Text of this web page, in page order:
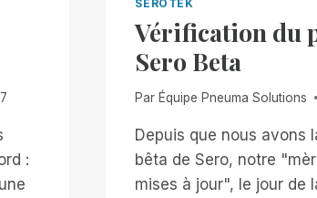
:
SEROTEK
Vérification du
Sero Beta
Par Équipe Pneuma Solutions
Depuis que nous avons
bêta de Sero, notre
mises à jour", le jour de